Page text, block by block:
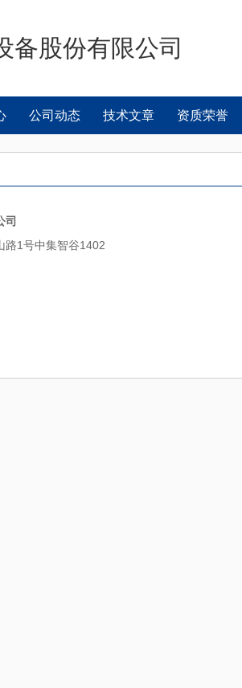
备股份有限公司
公司动态 技术文章 资质荣誉
司
路1号中集智谷1402